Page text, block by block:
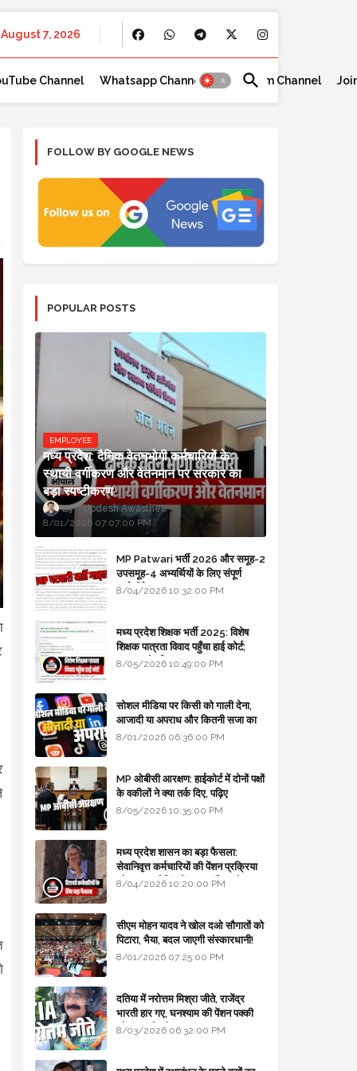
August 7, 2026
Channel Whatsapp Channel Telegram Channel
FOLLOW BY GOOGLE NEWS
POPULAR POSTS
EMPLOYEE
मध्य प्रदेश: दैनिक वेतनभोगी कर्मचारियों के
स्थायी वर्गीकरण और वेतनमान पर सरकार का
बड़ा स्पष्टीकरण
Updesh Awasthee
8/01/2026 07:07:00 PM
MP Patwari भर्ती 2026 और समूह-2
उपसमूह-4 अभ्यर्थियों के लिए संपूर्ण
मार्गदर्शिका
8/04/2026 10:32:00 PM
मध्य प्रदेश शिक्षक भर्ती 2025: विशेष
शिक्षक पात्रता विवाद पहुँचा हाई कोर्ट;
सरकार से माँगा जवाब
8/05/2026 10:49:00 PM
सोशल मीडिया पर किसी को गाली देना,
आजादी या अपराध और कितनी सजा का
प्रावधान - free legal advice
8/01/2026 06:36:00 PM
MP ओबीसी आरक्षण: हाईकोर्ट में दोनों पक्षों
के वकीलों ने क्या तर्क दिए, पढ़िए
8/05/2026 10:35:00 PM
मध्य प्रदेश शासन का बड़ा फैसला:
सेवानिवृत्त कर्मचारियों की पेंशन प्रक्रिया
और बजट कोडिंग में हुए क्रांतिकारी
8/04/2026 10:20:00 PM
सीएम मोहन यादव ने खोल दओ सौगातों को
पिटारा, भैया, बदल जाएगी संस्कारधानी!
8/01/2026 07:25:00 PM
दतिया में नरोत्तम मिश्रा जीते, राजेंद्र
भारती हार गए, घनश्याम की पेंशन पक्की
और आशुतोष बैक टू...
8/03/2026 06:32:00 PM